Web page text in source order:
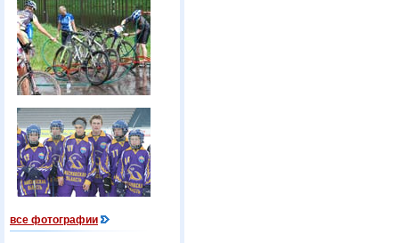
все фотографии